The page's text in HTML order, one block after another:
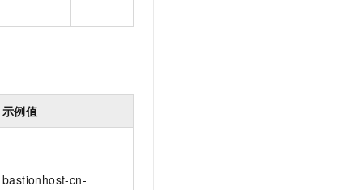
示例值
bastionhost-cn-